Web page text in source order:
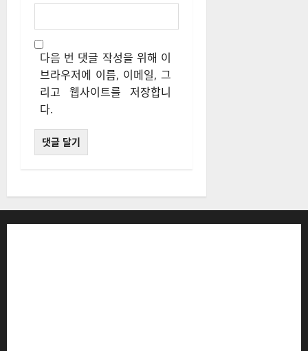
다음 번 댓글 작성을 위해 이
브라우저에 이름, 이메일, 그
리고 웹사이트를 저장합니
다.